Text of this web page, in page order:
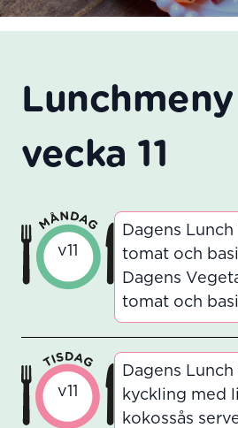
vecka 11
v11
Dagens
tomat och
Dagens
tomat och
v11
Dagens
kyckling med
kokossås